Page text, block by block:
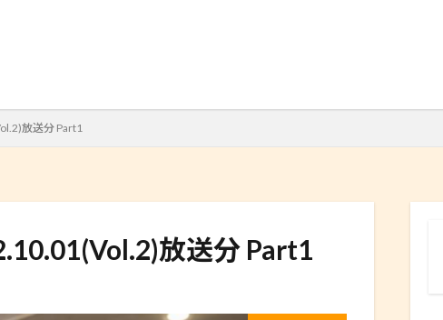
放送分 Part1
放送分 Part1